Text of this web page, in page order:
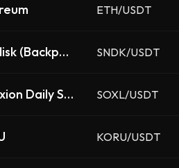
ETH/USDT
(Backpac
SNDK/USDT
Daily Se
(Dinari To
SOXL/USDT
KORU/USDT